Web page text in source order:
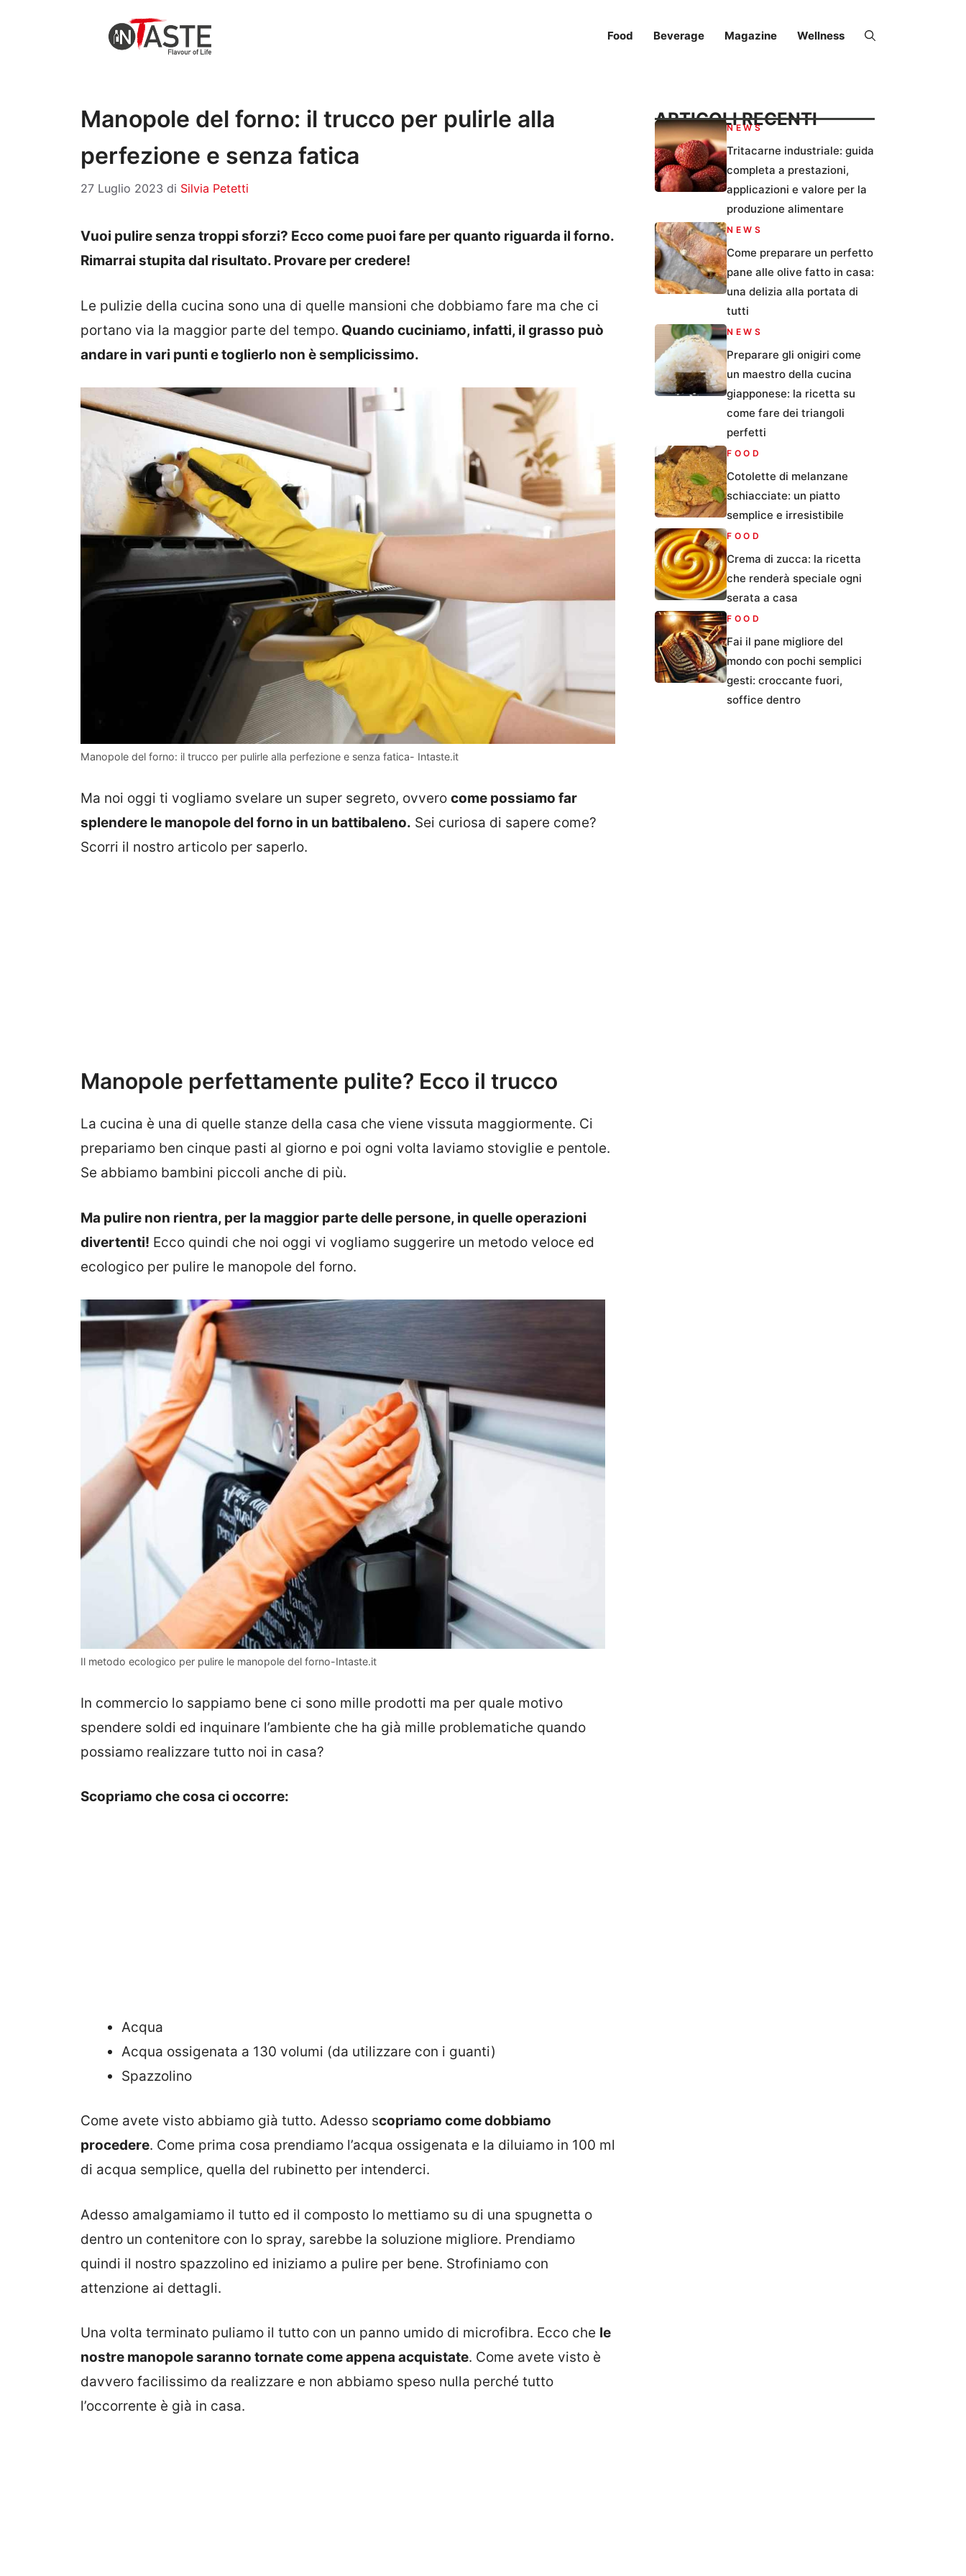
Food Beverage Magazine Wellness
Manopole del forno: il trucco per pulirle alla
perfezione e senza fatica
27 Luglio 2023 di Silvia Petetti
Vuoi pulire senza troppi sforzi? Ecco come puoi fare per quanto riguarda il forno.
Rimarrai stupita dal risultato. Provare per credere!
Le pulizie della cucina sono una di quelle mansioni che dobbiamo fare ma che ci
portano via la maggior parte del tempo. Quando cuciniamo, infatti, il grasso può
andare in vari punti e toglierlo non è semplicissimo.
Manopole del forno: il trucco per pulirle alla perfezione e senza fatica- Intaste.it
Ma noi oggi ti vogliamo svelare un super segreto, ovvero come possiamo far
splendere le manopole del forno in un battibaleno. Sei curiosa di sapere come?
Scorri il nostro articolo per saperlo.
Manopole perfettamente pulite? Ecco il trucco
La cucina è una di quelle stanze della casa che viene vissuta maggiormente. Ci
prepariamo ben cinque pasti al giorno e poi ogni volta laviamo stoviglie e pentole.
Se abbiamo bambini piccoli anche di più.
Ma pulire non rientra, per la maggior parte delle persone, in quelle operazioni
divertenti! Ecco quindi che noi oggi vi vogliamo suggerire un metodo veloce ed
ecologico per pulire le manopole del forno.
Il metodo ecologico per pulire le manopole del forno-Intaste.it
In commercio lo sappiamo bene ci sono mille prodotti ma per quale motivo
spendere soldi ed inquinare l’ambiente che ha già mille problematiche quando
possiamo realizzare tutto noi in casa?
Scopriamo che cosa ci occorre:
Acqua
Acqua ossigenata a 130 volumi (da utilizzare con i guanti)
Spazzolino
Come avete visto abbiamo già tutto. Adesso scopriamo come dobbiamo
procedere. Come prima cosa prendiamo l’acqua ossigenata e la diluiamo in 100 ml
di acqua semplice, quella del rubinetto per intenderci.
Adesso amalgamiamo il tutto ed il composto lo mettiamo su di una spugnetta o
dentro un contenitore con lo spray, sarebbe la soluzione migliore. Prendiamo
quindi il nostro spazzolino ed iniziamo a pulire per bene. Strofiniamo con
attenzione ai dettagli.
Una volta terminato puliamo il tutto con un panno umido di microfibra. Ecco che le
nostre manopole saranno tornate come appena acquistate. Come avete visto è
davvero facilissimo da realizzare e non abbiamo speso nulla perché tutto
l’occorrente è già in casa.
ARTICOLI RECENTI
NEWS
Tritacarne industriale: guida
completa a prestazioni,
applicazioni e valore per la
produzione alimentare
NEWS
Come preparare un perfetto
pane alle olive fatto in casa:
una delizia alla portata di
tutti
NEWS
Preparare gli onigiri come
un maestro della cucina
giapponese: la ricetta su
come fare dei triangoli
perfetti
FOOD
Cotolette di melanzane
schiacciate: un piatto
semplice e irresistibile
FOOD
Crema di zucca: la ricetta
che renderà speciale ogni
serata a casa
FOOD
Fai il pane migliore del
mondo con pochi semplici
gesti: croccante fuori,
soffice dentro